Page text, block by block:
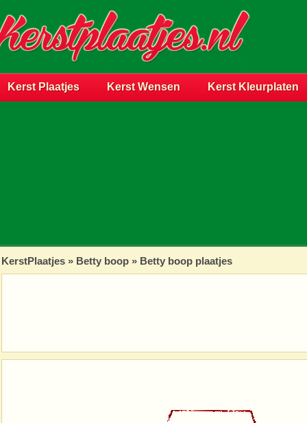
Kerst Plaatjes Kerst Wensen Kerst Kleurplaten
KerstPlaatjes » Betty boop » Betty boop plaatjes